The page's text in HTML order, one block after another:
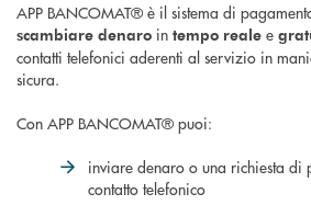
APP BANCOMAT® è il sistema di
scambiare denaro in tempo reale e
contatti telefonici aderenti al servizio in
sicura.
Con APP BANCOMAT® puoi:
inviare denaro o una richiesta di
contatto telefonico